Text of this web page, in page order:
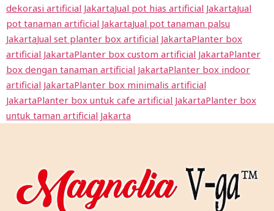
dekorasi artificial JakartaJual pot hias artificial JakartaJual
pot tanaman artificial JakartaJual pot tanaman palsu
JakartaJual set planter box artificial JakartaPlanter box
artificial JakartaPlanter box custom artificial JakartaPlanter
box dengan tanaman artificial JakartaPlanter box indoor
artificial JakartaPlanter box minimalis artificial
JakartaPlanter box untuk cafe artificial JakartaPlanter box
untuk taman artificial Jakarta